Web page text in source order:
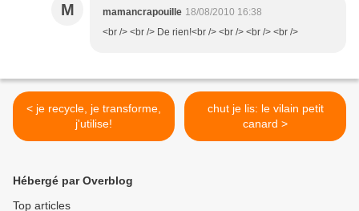
M mamancrapouille 18/08/2010 16:38
<br /> <br /> De rien!<br /> <br /> <br /> <br />
< je recycle, je transforme,
j'utilise!
chut je lis: le vilain petit
canard >
Hébergé par Overblog
Top articles